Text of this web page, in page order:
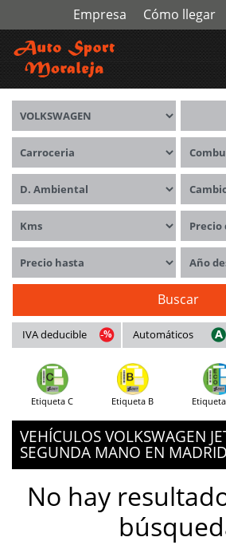
Empresa Cómo llegar
Marca
Carrocerías
Distintivo ambiental Cambio
Kms Precio
Precio hasta Año
Buscar
IVA deducible Automáticos
Etiqueta C Etiqueta B
VEHÍCULOS VOLKSWAGEN
SEGUNDA MANO EN MADRID
No hay